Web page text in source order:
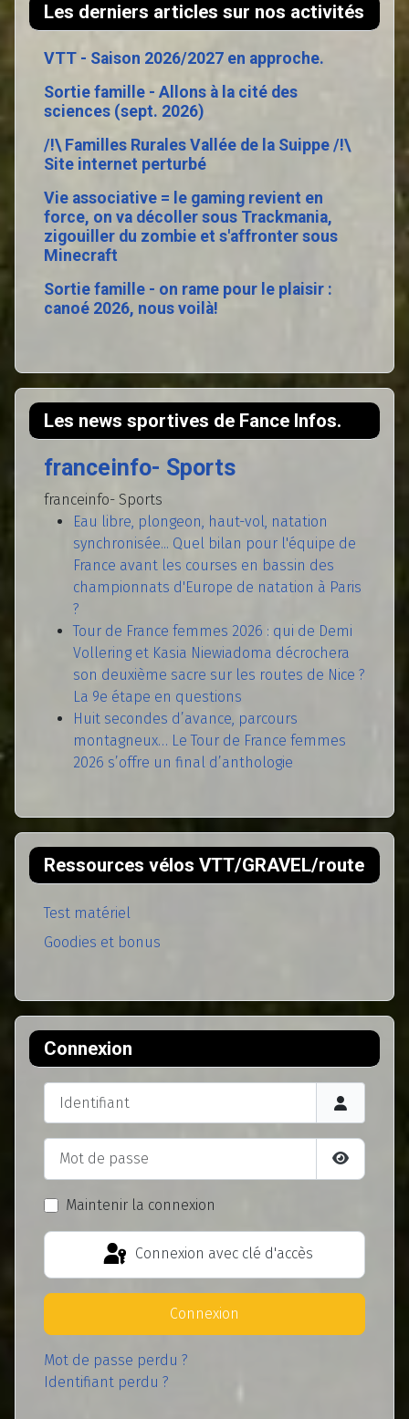
Les derniers articles sur nos activités
VTT - Saison 2026/2027 en approche.
Sortie famille - Allons à la cité des
sciences (sept. 2026)
/!\ Familles Rurales Vallée de la Suippe /!\
Site internet perturbé
Vie associative = le gaming revient en
force, on va décoller sous Trackmania,
zigouiller du zombie et s'affronter sous
Minecraft
Sortie famille - on rame pour le plaisir :
canoé 2026, nous voilà!
Les news sportives de Fance Infos.
franceinfo- Sports
franceinfo- Sports
Eau libre, plongeon, haut-vol, natation
synchronisée... Quel bilan pour l'équipe de
France avant les courses en bassin des
championnats d'Europe de natation à Paris
?
Tour de France femmes 2026 : qui de Demi
Vollering et Kasia Niewiadoma décrochera
son deuxième sacre sur les routes de Nice ?
La 9e étape en questions
Huit secondes d’avance, parcours
montagneux… Le Tour de France femmes
2026 s’offre un final d’anthologie
Ressources vélos VTT/GRAVEL/route
Test matériel
Goodies et bonus
Connexion
Identifiant
Mot de passe
Afficher
Maintenir la connexion
Connexion avec clé d'accès
Connexion
Mot de passe perdu ?
Identifiant perdu ?